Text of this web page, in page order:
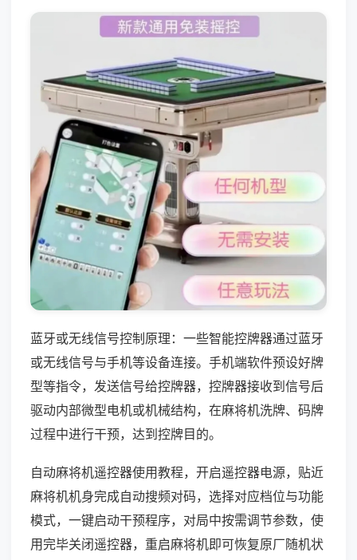
蓝牙或无线信号控制原理：一些智能控牌器通过蓝牙
或无线信号与手机等设备连接。手机端软件预设好牌
型等指令，发送信号给控牌器，控牌器接收到信号后
驱动内部微型电机或机械结构，在麻将机洗牌、码牌
过程中进行干预，达到控牌目的。
自动麻将机遥控器使用教程，开启遥控器电源，贴近
麻将机机身完成自动搜频对码，选择对应档位与功能
模式，一键启动干预程序，对局中按需调节参数，使
用完毕关闭遥控器，重启麻将机即可恢复原厂随机状